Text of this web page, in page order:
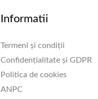
Informatii
Termeni și condiții
Confidențialitate și GDPR
Politica de cookies
ANPC